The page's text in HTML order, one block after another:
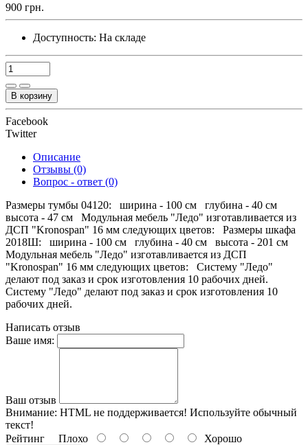
900 грн.
Доступность: На складе
В корзину
Facebook
Twitter
Описание
Отзывы (0)
Вопрос - ответ (0)
Размеры тумбы 04120: ширина - 100 см глубина - 40 см
высота - 47 см Модульная мебель "Ледо" изготавливается из
ДСП "Kronospan" 16 мм следующих цветов: Размеры шкафа
2018Ш: ширина - 100 см глубина - 40 см высота - 201 см
Модульная мебель "Ледо" изготавливается из ДСП
"Kronospan" 16 мм следующих цветов: Систему "Ледо"
делают под заказ и срок изготовления 10 рабочих дней.
Систему "Ледо" делают под заказ и срок изготовления 10
рабочих дней.
Написать отзыв
Ваше имя:
Ваш отзыв
Внимание: HTML не поддерживается! Используйте обычный
текст!
Рейтинг Плохо Хорошо